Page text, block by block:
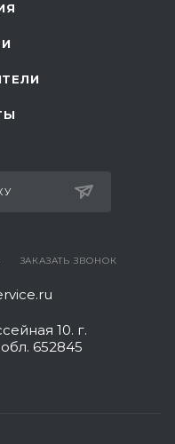
ЗАКАЗАТЬ ЗВОНОК
10. г.
652845